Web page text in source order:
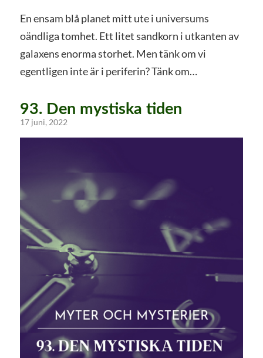
En ensam blå planet mitt ute i universums
oändliga tomhet. Ett litet sandkorn i utkanten av
galaxens enorma storhet. Men tänk om vi
egentligen inte är i periferin? Tänk om…
93. Den mystiska tiden
17 juni, 2022